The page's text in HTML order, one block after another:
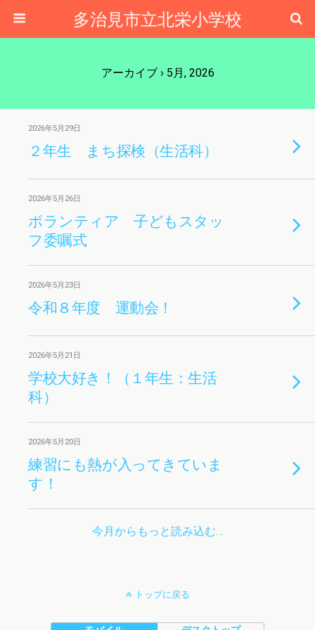
多治見市立北栄小学校
アーカイブ › 5月, 2026
2026年5月29日
２年生 まち探検（生活科）
2026年5月26日
ボランティア 子どもスタッ
フ委嘱式
2026年5月23日
令和８年度 運動会！
2026年5月21日
学校大好き！（１年生：生活
科）
2026年5月20日
練習にも熱が入ってきていま
す！
今月からもっと読み込む…
トップに戻る